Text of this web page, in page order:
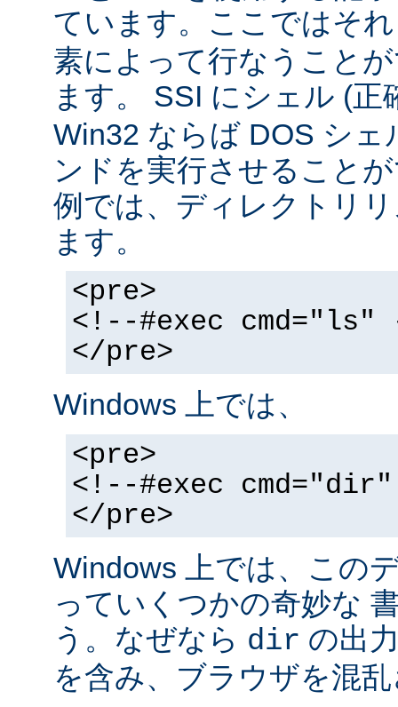
ています。ここではそ
素によって行なうこと
ます。 SSI にシェル (
Win32 ならば DOS シェ
ンドを実行させること
例では、ディレクトリ
ます。
<pre>
<!--#exec cmd="ls"
</pre>
Windows 上では、
<pre>
<!--#exec
</pre>
Windows 上では、この
っていくつかの奇妙な
う。なぜなら dir の出
を含み、ブラウザを混